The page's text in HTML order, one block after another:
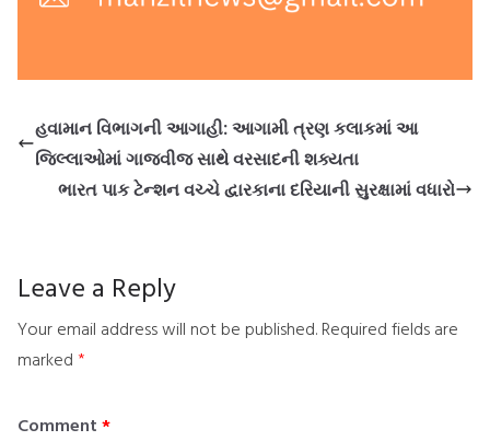
હવામાન વિભાગની આગાહી: આગામી ત્રણ કલાકમાં આ
જિલ્લાઓમાં ગાજવીજ સાથે વરસાદની શક્યતા
ભારત પાક ટેન્શન વચ્ચે દ્વારકાના દરિયાની સુરક્ષામાં વધારો
Leave a Reply
Your email address will not be published. Required fields are
marked *
Comment *